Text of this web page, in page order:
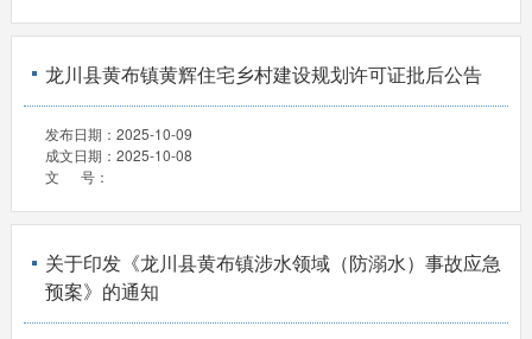
龙川县黄布镇黄辉住宅乡村建设规划许可证批后公告
发布日期： 2025-10-09
成文日期： 2025-10-08
文 号：
关于印发《龙川县黄布镇涉水领域（防溺水）事故应急
预案》的通知